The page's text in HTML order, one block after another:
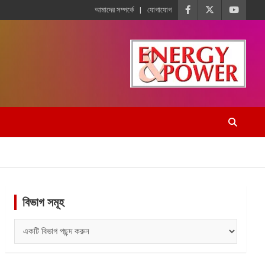
আমাদের সম্পর্কে যোগাযোগ
বিভাগ সমূহ
সমূহ